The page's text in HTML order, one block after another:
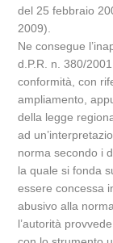
del 25 febbraio
2009).
Ne consegue
d.P.R. n. 380/
conformità, con
ampliamento,
della legge
ad
norma secondo i
la quale si fonda
essere concessa
abusivo alla
l’autorità